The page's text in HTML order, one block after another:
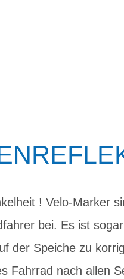
! Velo-Marker
bei. Es ist
der Speiche zu
Fahrrad nach allen